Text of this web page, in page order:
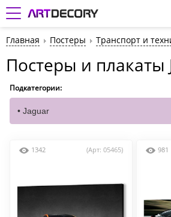
Главная Постеры Транспорт и
Постеры и плакаты
Подкатегории:
1342 (Арт: 05465) 981